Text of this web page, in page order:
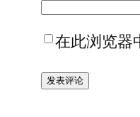
在此浏览器